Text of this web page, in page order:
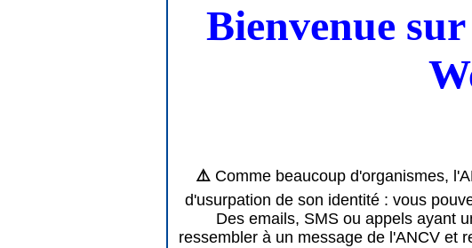
Bienvenue
⚠️ Comme beaucoup d'organismes,
d'usurpation de son identité : vous
Des emails, SMS ou appels ayant
ressembler à un message de l'ANCV et